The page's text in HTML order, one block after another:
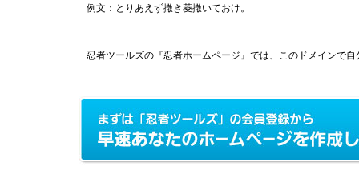
例文：とりあえず撒き菱撒いておけ。
忍者ツールズの『忍者ホームページ』では、このドメインで